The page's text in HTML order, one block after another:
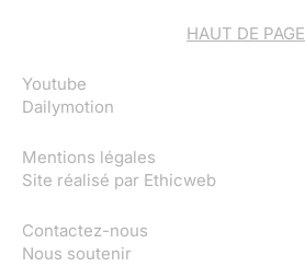
HAUT DE PAGE
Youtube
Dailymotion
Mentions légales
Site réalisé par Ethicweb
Contactez-nous
Nous soutenir